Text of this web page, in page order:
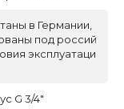
в Германии,
под россий
эксплуатаци
G 3/4"